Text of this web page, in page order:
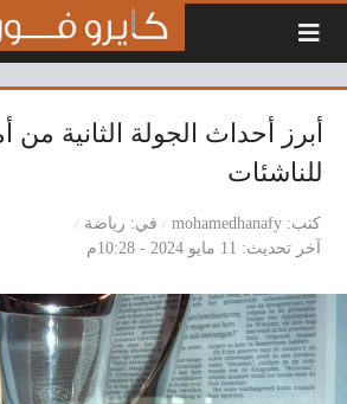
أبرز أحداث الجولة الثانية من
للناشئات
كتب mohamedhanafy في
رياضة
آخر تحديث
11 مايو 2024 - 10:28م